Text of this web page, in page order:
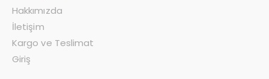
Hakkımızda
İletişim
Kargo ve Teslimat
Giriş